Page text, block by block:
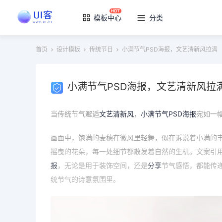
模板中心 分类
首页 设计模板 传统节日 小满节气PSD海报，文艺清新风拉满
小满节气PSD海报，文艺清新风拉
当传统节气邂逅文艺清新风 ， 小满节气PSD海报宛如一
画面中，饱满的麦穗在微风里轻舞，似在诉说着小满的
摇曳的花朵，每一处细节都散发着自然的生机。文案引
报，无论是用于装饰空间，还是分享节气感悟，都能传
统节气的诗意氛围里。